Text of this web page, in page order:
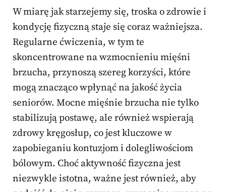
W miarę jak starzejemy się, troska o zdrowie i
kondycję fizyczną staje się coraz ważniejsza.
Regularne ćwiczenia, w tym te
skoncentrowane na wzmocnieniu mięśni
brzucha, przynoszą szereg korzyści, które
mogą znacząco wpłynąć na jakość życia
seniorów. Mocne mięśnie brzucha nie tylko
stabilizują postawę, ale również wspierają
zdrowy kręgosłup, co jest kluczowe w
zapobieganiu kontuzjom i dolegliwościom
bólowym. Choć aktywność fizyczna jest
niezwykle istotna, ważne jest również, aby